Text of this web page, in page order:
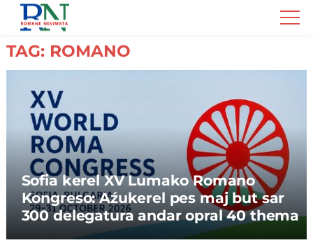
Romane
Nemivata
TAG: ROMANO
Sofia kerel XV Lumako Romano
Kongreso: Aźukerel pes maj but sar
300 delegatura andar opral 40 thema